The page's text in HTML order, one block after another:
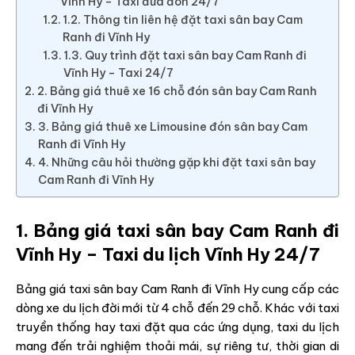
1.2. Thông tin liên hệ đặt taxi sân bay Cam
Ranh đi Vĩnh Hy
1.3. Quy trình đặt taxi sân bay Cam Ranh đi
Vĩnh Hy – Taxi 24/7
2. Bảng giá thuê xe 16 chỗ đón sân bay Cam Ranh
đi Vĩnh Hy
3. Bảng giá thuê xe Limousine đón sân bay Cam
Ranh đi Vĩnh Hy
4. Những câu hỏi thường gặp khi đặt taxi sân bay
Cam Ranh đi Vĩnh Hy
1. Bảng giá taxi sân bay Cam Ranh đi
Vĩnh Hy – Taxi du lịch Vĩnh Hy 24/7
Bảng giá taxi sân bay Cam Ranh đi Vĩnh Hy cung cấp các
dòng xe du lịch đời mới từ 4 chỗ đến 29 chỗ. Khác với taxi
truyền thống hay taxi đặt qua các ứng dụng, taxi du lịch
mang đến trải nghiệm thoải mái, sự riêng tư, thời gian di